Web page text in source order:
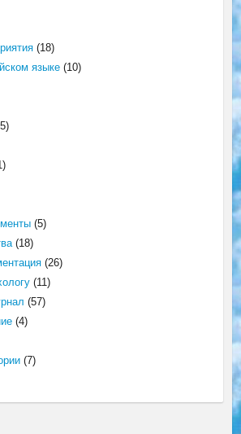
(18)
языке(10)
(5)
(18)
(26)
(11)
(57)
(4)
(7)